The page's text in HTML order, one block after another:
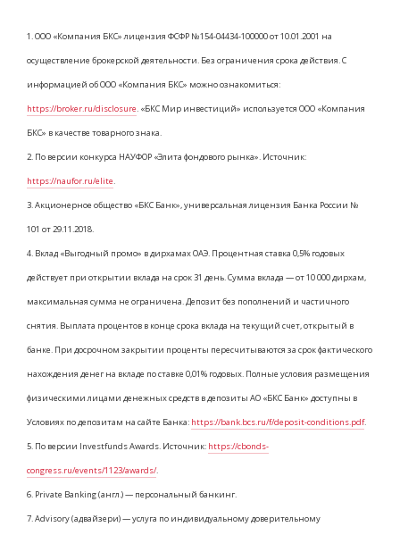
1. ООО «Компания БКС» лицензия ФСФР №154-04434-100000 от 10.01.2001 на
осуществление брокерской деятельности. Без ограничения срока действия. С
информацией об ООО «Компания БКС» можно ознакомиться:
https://broker.ru/disclosure. «БКС Мир инвестиций» используется ООО «Компания
БКС» в качестве товарного знака.
2. По версии конкурса НАУФОР «Элита фондового рынка». Источник:
https://naufor.ru/elite.
3. Акционерное общество «БКС Банк», универсальная лицензия Банка России №
101 от 29.11.2018.
4. Вклад «Выгодный промо» в дирхамах ОАЭ. Процентная ставка 0,5% годовых
действует при открытии вклада на срок 31 день. Сумма вклада — от 10 000 дирхам,
максимальная сумма не ограничена. Депозит без пополнений и частичного
снятия. Выплата процентов в конце срока вклада на текущий счет, открытый в
банке. При досрочном закрытии проценты пересчитываются за срок фактического
нахождения денег на вкладе по ставке 0,01% годовых. Полные условия размещения
физическими лицами денежных средств в депозиты АО «БКС Банк» доступны в
Условиях по депозитам на сайте Банка: https://bank.bcs.ru/f/deposit-conditions.pdf.
5. По версии Investfunds Awards. Источник: https://cbonds-
congress.ru/events/1123/awards/.
6. Private Banking (англ.) — персональный банкинг.
7. Advisory (адвайзери) — услуга по индивидуальному доверительному